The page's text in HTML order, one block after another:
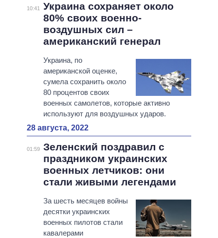
10:41
Украина сохраняет около
80% своих военно-
воздушных сил –
американский генерал
Украина, по
американской оценке,
сумела сохранить около
80 процентов своих
военных самолетов, которые активно
используют для воздушных ударов.
28 августа, 2022
01:59 Зеленский поздравил с
праздником украинских
военных летчиков: они
стали живыми легендами
За шесть месяцев войны
десятки украинских
военных пилотов стали
кавалерами